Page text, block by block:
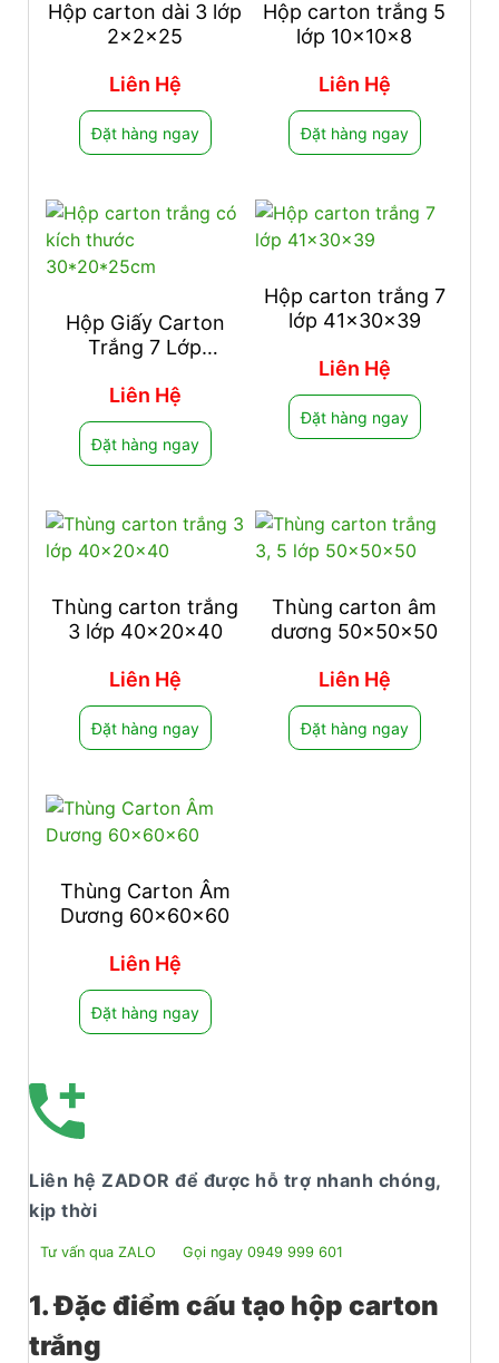
Hộp carton dài 3 lớp
2x2x25
Liên Hệ
Đặt hàng ngay
Hộp carton trắng 5
lớp 10x10x8
Liên Hệ
Đặt hàng ngay
Hộp Giấy Carton
Trắng 7 Lớp
Liên Hệ
Đặt hàng ngay
Hộp carton trắng 7
lớp 41x30x39
Liên Hệ
Đặt hàng ngay
Thùng carton trắng
3 lớp 40x20x40
Liên Hệ
Đặt hàng ngay
Thùng carton âm
dương 50x50x50
Liên Hệ
Đặt hàng ngay
Thùng Carton Âm
Dương 60x60x60
Liên Hệ
Đặt hàng ngay
Liên hệ ZADOR để được hỗ trợ nhanh chóng,
kịp thời
Tư vấn qua ZALO Gọi ngay 0949 999 601
1. Đặc điểm cấu tạo hộp carton
trắng